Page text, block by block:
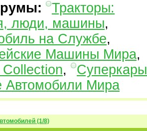
Тракторы:
люди, машины,
на Службе,
Машины Мира,
,
Суперкары
Mира
(1/8)